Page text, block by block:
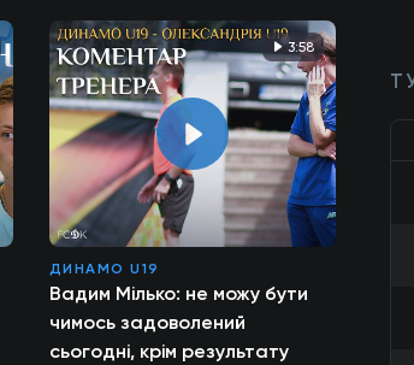
3:58
ДИНАМО U19
Вадим Мілько: не можу бути
чимось задоволений
сьогодні, крім результату